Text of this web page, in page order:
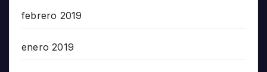
febrero 2019
enero 2019